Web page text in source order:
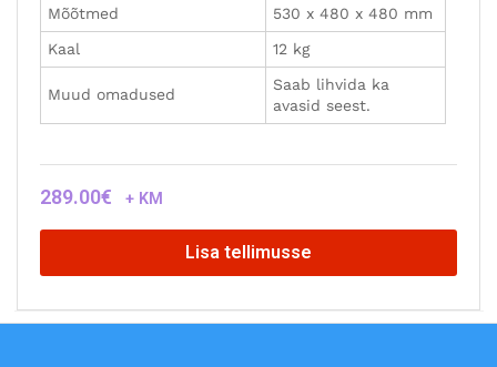
Mõõtmed
530 x 480 x 480 mm
Kaal
12 kg
Muud omadused
Saab lihvida ka
avasid seest.
289.00€ + KM
Lisa tellimusse